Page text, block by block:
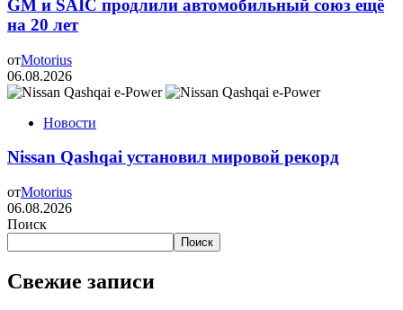
GM и SAIC продлили автомобильный союз ещё
на 20 лет
отMotorius
06.08.2026
Новости
Nissan Qashqai установил мировой рекорд
отMotorius
06.08.2026
Поиск
Поиск
Свежие записи